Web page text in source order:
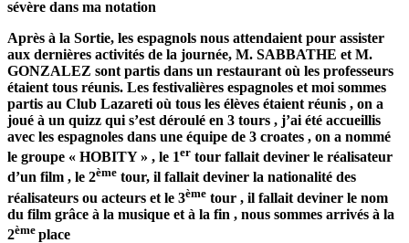
sévère dans ma notation
Après à la Sortie, les espagnols nous attendaient pour assister
aux dernières activités de la journée, M. SABBATHE et M.
GONZALEZ sont partis dans un restaurant où les professeurs
étaient tous réunis. Les festivalières espagnoles et moi sommes
partis au Club Lazareti où tous les élèves étaient réunis , on a
joué à un quizz qui s’est déroulé en 3 tours , j’ai été accueillis
avec les espagnoles dans une équipe de 3 croates , on a nommé
le groupe « HOBITY » , le 1er tour fallait deviner le réalisateur
d’un film , le 2ème tour, il fallait deviner la nationalité des
réalisateurs ou acteurs et le 3ème tour , il fallait deviner le nom
du film grâce à la musique et à la fin , nous sommes arrivés à la
2ème place